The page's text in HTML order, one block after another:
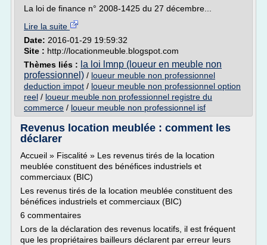
La loi de finance n° 2008-1425 du 27 décembre...
Lire la suite
Date: 2016-01-29 19:59:32
Site : http://locationmeuble.blogspot.com
Thèmes liés : la loi lmnp (loueur en meuble non
professionnel) / loueur meuble non professionnel
deduction impot / loueur meuble non professionnel option
reel / loueur meuble non professionnel registre du
commerce / loueur meuble non professionnel isf
Revenus location meublée : comment les
déclarer
Accueil » Fiscalité » Les revenus tirés de la location
meublée constituent des bénéfices industriels et
commerciaux (BIC)
Les revenus tirés de la location meublée constituent des
bénéfices industriels et commerciaux (BIC)
6 commentaires
Lors de la déclaration des revenus locatifs, il est fréquent
que les propriétaires bailleurs déclarent par erreur leurs